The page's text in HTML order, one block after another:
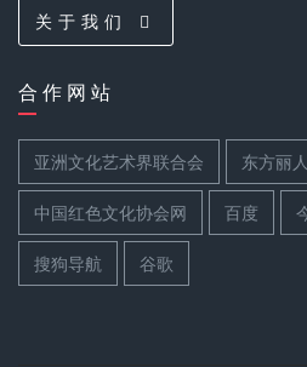
关 于 我 们
合 作 网 站
亚洲文化艺术界联合会 东方丽
中国红色文化协会网 百度
搜狗导航 谷歌